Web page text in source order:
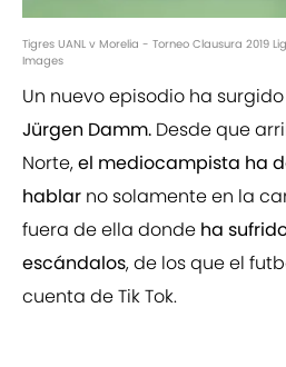
Tigres UANL v Morelia - Torneo Clausura 2019
Images
Un nuevo episodio ha
Jürgen Damm. Desde que
Norte,el mediocampista ha
hablar no solamente en la
fuera de ella donde ha
escándalos, de los que el
cuenta de Tik Tok.